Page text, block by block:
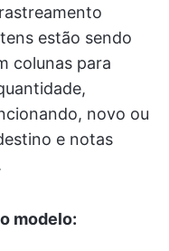
estão sendo
colunas para
novo ou
e notas
modelo: